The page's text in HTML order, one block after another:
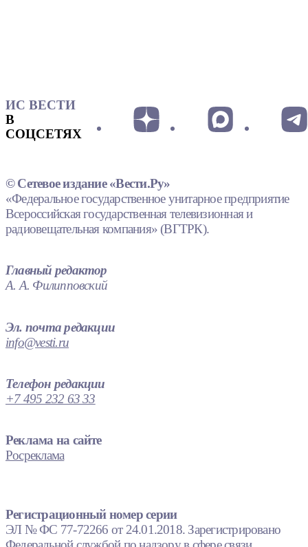
ИС ВЕСТИ
В
СОЦСЕТЯХ
© Сетевое издание «Вести.Ру»
«Федеральное государственное унитарное предприятие
Всероссийская государственная телевизионная и
радиовещательная компания» (ВГТРК).
Главный редактор
А. А. Филипповский
Эл. почта редакции
info@vesti.ru
Телефон редакции
+7 495 232 63 33
Реклама на сайте
Росреклама
Регистрационный номер серии
ЭЛ № ФС 77-72266 от 24.01.2018. Зарегистрировано